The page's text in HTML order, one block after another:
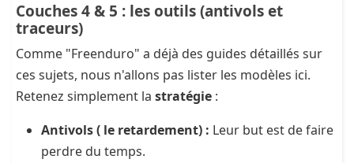
Couches 4 & 5 : les outils (antivols et
traceurs)
Comme "Freenduro" a déjà des guides détaillés sur
ces sujets, nous n'allons pas lister les modèles ici.
Retenez simplement la stratégie :
Antivols ( le retardement) : Leur but est de faire
perdre du temps.